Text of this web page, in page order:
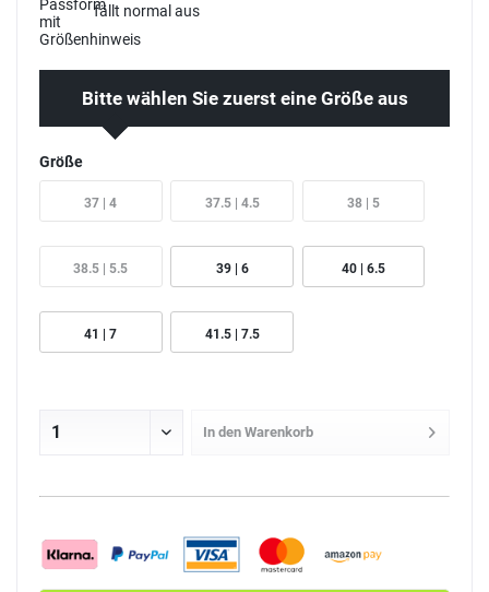
fällt normal aus
Bitte wählen Sie zuerst eine Größe aus
Größe
37 | 4 37.5 | 4.5 38 | 5
38.5 | 5.5 39 | 6 40 | 6.5
41 | 7 41.5 | 7.5
In den Warenkorb